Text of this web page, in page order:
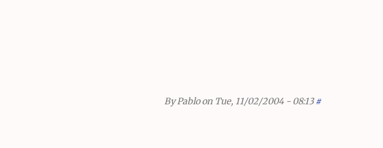
ByPabloon Tue, 11/02/2004 - 08:13 #